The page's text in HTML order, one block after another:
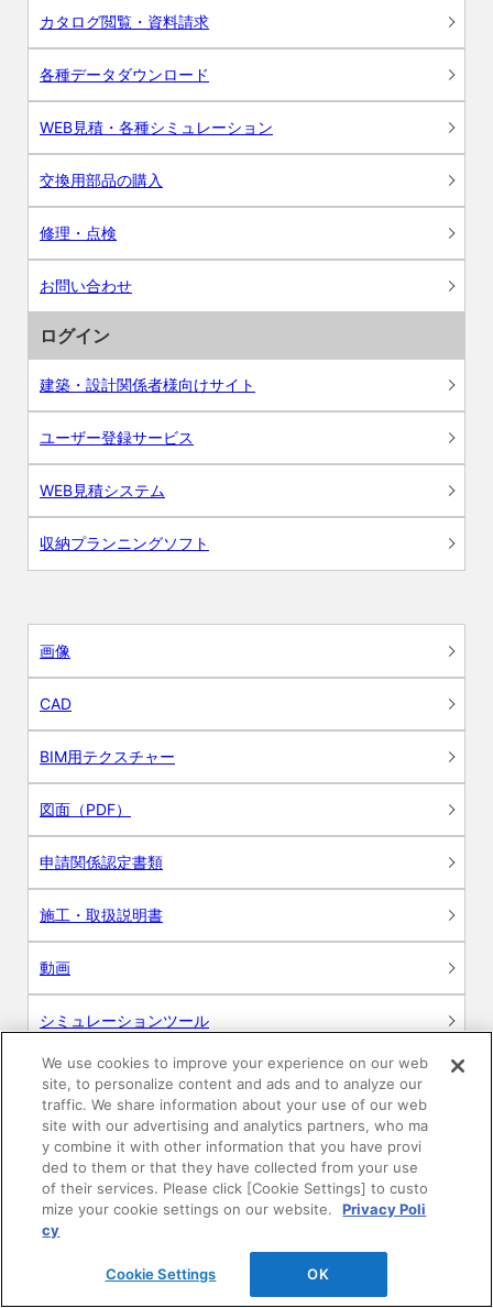
カタログ閲覧・資料請求
各種データダウンロード
WEB見積・各種シミュレーション
交換用部品の購入
修理・点検
お問い合わせ
ログイン
建築・設計関係者様向けサイト
ユーザー登録サービス
WEB見積システム
収納プランニングソフト
画像
CAD
BIM用テクスチャー
図面（PDF）
申請関係認定書類
施工・取扱説明書
動画
シミュレーションツール
24時間換気システム〈エアスマート〉
簡易設計見積ソフト
R&Dセンター環境測定・分析サービス
商品マスター申し込み
We use cookies to improve your experience on our web
site, to personalize content and ads and to analyze our
traffic. We share information about your use of our web
site with our advertising and analytics partners, who ma
y combine it with other information that you have provi
ded to them or that they have collected from your use
of their services. Please click [Cookie Settings] to custo
mize your cookie settings on our website.
Privacy Poli
cy
Cookie Settings OK